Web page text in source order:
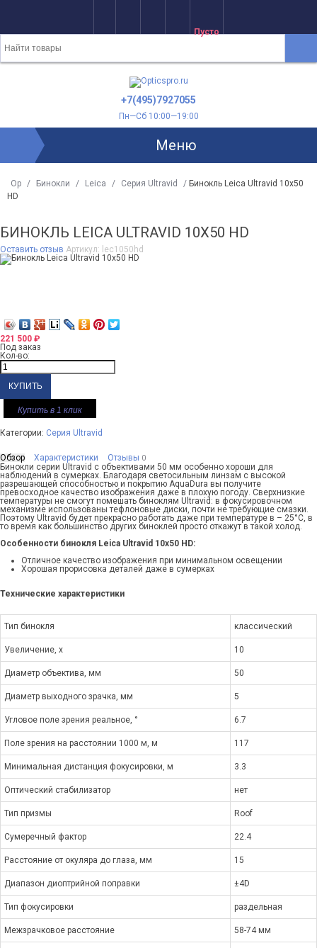
Пусто
+7(495)7927055
Пн—Сб 10:00—19:00
Меню
Op / Бинокли / Leica / Серия Ultravid / Бинокль Leica Ultravid 10x50
HD
БИНОКЛЬ LEICA ULTRAVID 10X50 HD
Оставить отзыв Артикул: lec1050hd
221 500 ₽
Под заказ
Кол-во:
Купить в 1 клик
Категории: Серия Ultravid
Обзор Характеристики Отзывы 0
Бинокли серии Ultravid с объективами 50 мм особенно хороши для
наблюдений в сумерках. Благодаря светосильным линзам с высокой
разрешающей способностью и покрытию AquaDura вы получите
превосходное качество изображения даже в плохую погоду. Сверхнизкие
температуры не смогут помешать биноклям Ultravid: в фокусировочном
механизме использованы тефлоновые диски, почти не требующие смазки.
Поэтому Ultravid будет прекрасно работать даже при температуре в – 25°С, в
то время как большинство других биноклей просто откажут в такой холод.
Особенности бинокля Leica Ultravid 10x50 HD:
Отличное качество изображения при минимальном освещении
Хорошая прорисовка деталей даже в сумерках
Технические характеристики
Тип бинокля классический
Увеличение, x 10
Диаметр объектива, мм 50
Диаметр выходного зрачка, мм 5
Угловое поле зрения реальное, ° 6.7
Поле зрения на расстоянии 1000 м, м 117
Минимальная дистанция фокусировки, м 3.3
Оптический стабилизатор нет
Тип призмы Roof
Сумеречный фактор 22.4
Расстояние от окуляра до глаза, мм 15
Диапазон диоптрийной поправки ±4D
Тип фокусировки раздельная
Межзрачковое расстояние 58-74 мм